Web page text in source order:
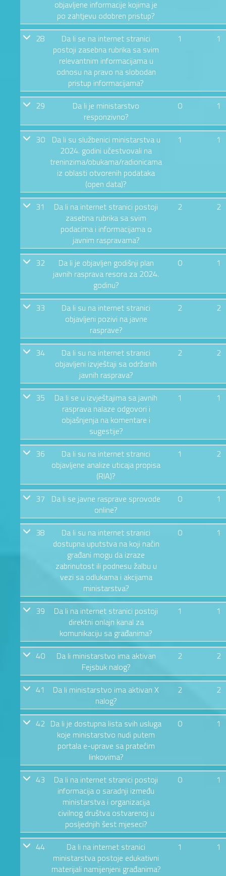
objavljene informacije kojima je
po zahtjevu odobren pristup?
28
Da li se na internet stranici
postoji zasebna rubrika sa svim
relevantnim informacijama u
odnosu na pravo na slobodan
pristup informacijama?
1 1
29
Da li je ministarstvo
responzivno?
0 1
30
Da li su službenici ministarstva u
2024. godini učestvovali na
treninzima/obukama/radionicama
iz oblasti otvorenih podataka
(open data)?
1 1
31
Da li na internet stranici postoji
zasebna rubrika sa svim
podacima i informacijama o
javnim raspravama?
2 2
32
Da li je objavljen godišnji plan
javnih rasprava resora za 2024.
godinu?
0 1
33
Da li su na internet stranici
objavljeni pozivi na javne
rasprave?
2 2
34
Da li su na internet stranici
objavljeni izvještaji sa održanih
javnih rasprava?
2 2
35
Da li se u izvještajima sa javnih
rasprava nalaze odgovori i
objašnjenja na komentare i
sugestije?
1 1
36
Da li su na internet stranici
objavljene analize uticaja propisa
(RIA)?
1 2
37
Da li se javne rasprave sprovode
online?
0 1
38
Da li su na internet stranici
dostupna uputstva na koji način
građani mogu da izraze
zabrinutost ili podnesu žalbu u
vezi sa odlukama i akcijama
ministarstva?
0 1
39
Da li na internet stranici postoji
direktni onlajn kanal za
komunikaciju sa građanima?
1 1
40
Da li ministarstvo ima aktivan
Fejsbuk nalog?
2 2
41
Da li ministarstvo ima aktivan X
nalog?
2 2
42 Da li je dostupna lista svih usluga
koje ministarstvo nudi putem
portala e-uprave sa pratećim
linkovima?
0 1
43
Da li na internet stranici postoji
informacija o saradnji između
ministarstva i organizacija
civilnog društva ostvarenoj u
posljednjih šest mjeseci?
0 1
44
Da li na internet stranici
ministarstva postoje edukativni
materijali namijenjeni građanima?
1 1